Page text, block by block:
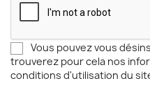
Vous pouvez vous
trouverez pour cela nos
conditions d'utilisation du